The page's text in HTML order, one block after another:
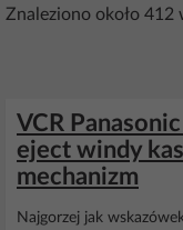
Znaleziono około
VCR
eject windy
mechanizm
Najgorzej jak